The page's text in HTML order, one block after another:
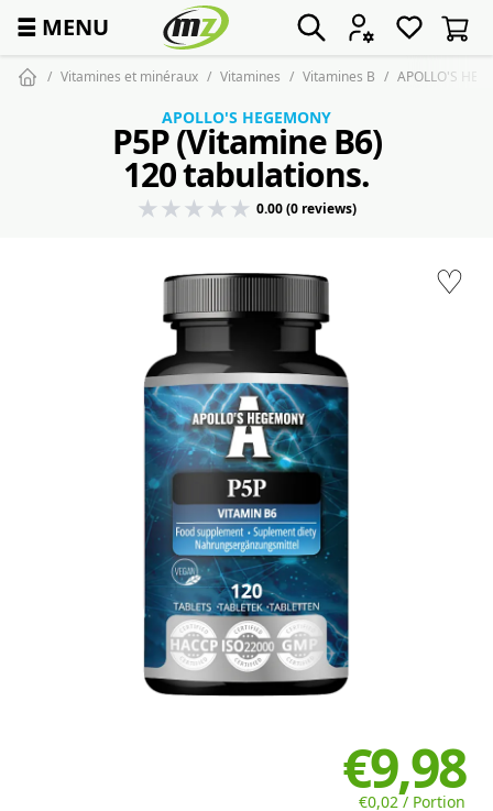
☰ MENU
Vitamines et minéraux Vitamines Vitamines B APOLLO'S
♡
APOLLO'S HEGEMONY
P5P (Vitamine B6)
120 tabulations.
0.00 (0 reviews)
€9,98
€0,02 / Portion